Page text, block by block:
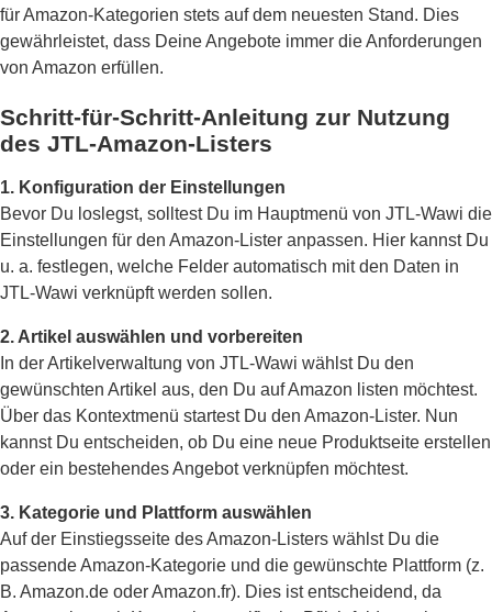
für Amazon-Kategorien stets auf dem neuesten Stand. Dies
gewährleistet, dass Deine Angebote immer die Anforderungen
von Amazon erfüllen.
Schritt-für-Schritt-Anleitung zur Nutzung
des JTL-Amazon-Listers
1. Konfiguration der Einstellungen
Bevor Du loslegst, solltest Du im Hauptmenü von JTL-Wawi die
Einstellungen für den Amazon-Lister anpassen. Hier kannst Du
u. a. festlegen, welche Felder automatisch mit den Daten in
JTL-Wawi verknüpft werden sollen.
2. Artikel auswählen und vorbereiten
In der Artikelverwaltung von JTL-Wawi wählst Du den
gewünschten Artikel aus, den Du auf Amazon listen möchtest.
Über das Kontextmenü startest Du den Amazon-Lister. Nun
kannst Du entscheiden, ob Du eine neue Produktseite erstellen
oder ein bestehendes Angebot verknüpfen möchtest.
3. Kategorie und Plattform auswählen
Auf der Einstiegsseite des Amazon-Listers wählst Du die
passende Amazon-Kategorie und die gewünschte Plattform (z.
B. Amazon.de oder Amazon.fr). Dies ist entscheidend, da